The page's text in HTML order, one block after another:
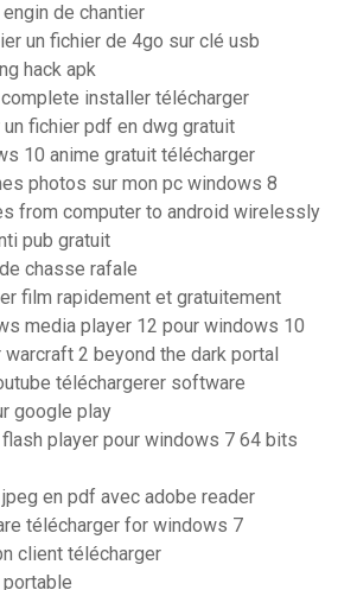
de chantier
un fichier de 4go sur clé usb
hack apk
installer télécharger
fichier pdf en dwg gratuit
10 anime gratuit télécharger
photos sur mon pc windows 8
from computer to android wirelessly
pub gratuit
chasse rafale
film rapidement et gratuitement
media player 12 pour windows 10
2 beyond the dark portal
téléchargerer software
google play
player pour windows 7 64 bits
en pdf avec adobe reader
télécharger for windows 7
client télécharger
portable